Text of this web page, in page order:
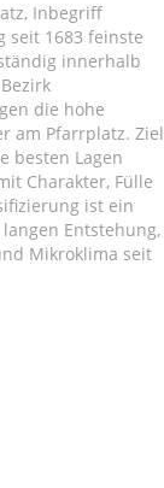
Inbegriff
seit 1683 feinste
innerhalb
die hohe
am Pfarrplatz. Ziel
besten Lagen
Charakter, Fülle
ist ein
Entstehung,
Mikroklima seit